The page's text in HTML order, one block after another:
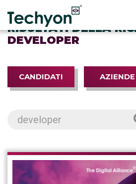
RISULTATI DELLA
DEVELOPER
CANDIDATI AZIENDE